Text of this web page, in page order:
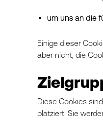
um uns an die
Einige dieser
aber nicht, die
Diese Cookies
platziert. Sie